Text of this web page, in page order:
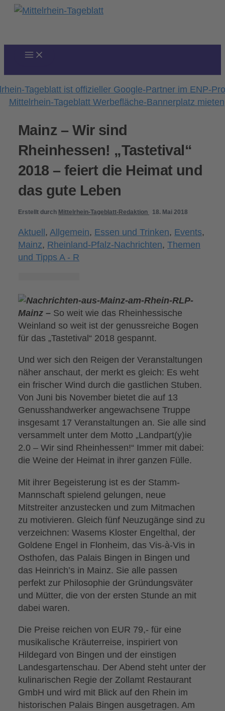
Zum
Mainz – Wir sind
Rheinhessen! „Tastetival“
2018 – feiert die Heimat und
das gute Leben
Erstellt durch Mittelrhein-Tageblatt-Redaktion 18. Mai 2018
Aktuell,Allgemein, Essen und Trinken, Events,
Mainz, Rheinland-Pfalz-Nachrichten,Themen
und Tipps A - R
Mainz – So weit wie das Rheinhessische
Weinland so weit ist der genussreiche Bogen
für das „Tastetival“ 2018 gespannt.
Und wer sich den Reigen der Veranstaltungen
näher anschaut, der merkt es gleich: Es weht
ein frischer Wind durch die gastlichen Stuben.
Von Juni bis November bietet die auf 13
Genusshandwerker angewachsene Truppe
insgesamt 17 Veranstaltungen an. Sie alle sind
versammelt unter dem Motto „Landpart(y)ie
2.0 – Wir sind Rheinhessen!“ Immer mit dabei:
die Weine der Heimat in ihrer ganzen Fülle.
Mit ihrer Begeisterung ist es der Stamm-
Mannschaft spielend gelungen, neue
Mitstreiter anzustecken und zum Mitmachen
zu motivieren. Gleich fünf Neuzugänge sind zu
verzeichnen: Wasems Kloster Engelthal, der
Goldene Engel in Flonheim, das Vis-à-Vis in
Osthofen, das Palais Bingen in Bingen und
das Heinrich’s in Mainz. Sie alle passen
perfekt zur Philosophie der Gründungsväter
und Mütter, die von der ersten Stunde an mit
dabei waren.
Die Preise reichen von EUR 79,- für eine
musikalische Kräuterreise, inspiriert von
Hildegard von Bingen und der einstigen
Landesgartenschau. Der Abend steht unter der
kulinarischen Regie der Zollamt Restaurant
GmbH und wird mit Blick auf den Rhein im
historischen Palais Bingen ausgetragen. Am